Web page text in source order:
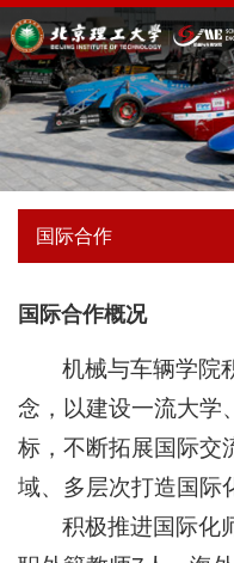
国际合作
国际合作概况
机械与车辆学院
念，以建设一流大学
标，不断拓展国际交
域、多层次打造国际
积极推进国际化